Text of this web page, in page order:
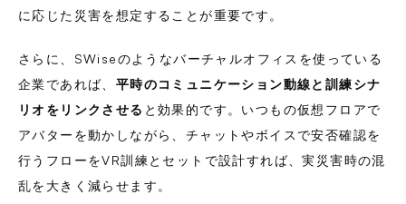
に応じた災害を想定することが重要です。
さらに、SWiseのようなバーチャルオフィスを使っている
企業であれば、 平時のコミュニケーション動線と訓練シナ
リオをリンクさせる と効果的です。いつもの仮想フロアで
アバターを動かしながら、チャットやボイスで安否確認を
行うフローをVR訓練とセットで設計すれば、実災害時の混
乱を大きく減らせます。